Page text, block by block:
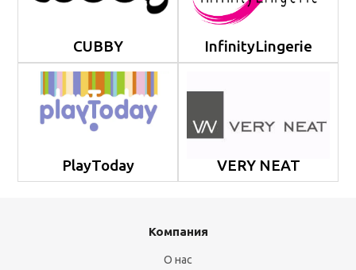
CUBBY InfinityLingerie
PlayToday VERY NEAT
Компания
О нас